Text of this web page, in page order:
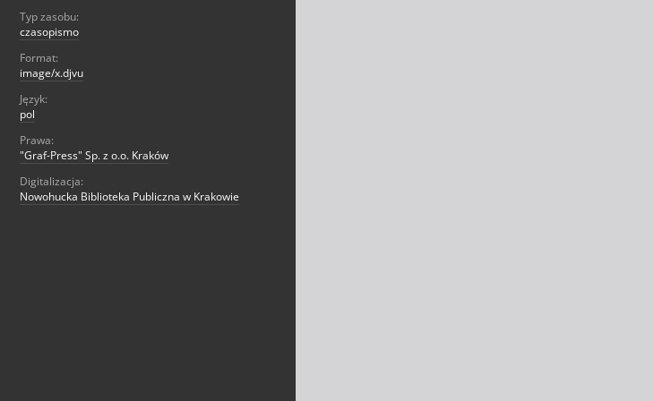
Typ zasobu:
czasopismo
Format:
image/x.djvu
Język:
pol
Prawa:
"Graf-Press" Sp. z o.o. Kraków
Digitalizacja:
Nowohucka Biblioteka Publiczna w Krakowie